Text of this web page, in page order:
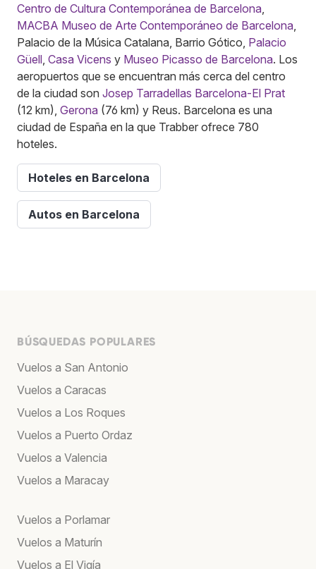
Centro de Cultura Contemporánea de Barcelona
MACBA Museo de Arte Contemporáneo de Barcelona
Palacio de la Música Catalana, Barrio Gótico, Palacio
Güell Casa Vicens y Museo Picasso de Barcelona. Los
aeropuertos que se encuentran más cerca del centro
de la ciudad son Josep Tarradellas Barcelona-El Prat
(12 km), Gerona (76 km) y Reus. Barcelona es una
ciudad de España en la que Trabber ofrece 780
hoteles.
Hoteles en Barcelona
Autos en Barcelona
BÚSQUEDAS POPULARES
Vuelos a San Antonio
Vuelos a Caracas
Vuelos a Los Roques
Vuelos a Puerto Ordaz
Vuelos a Valencia
Vuelos a Maracay
Vuelos a Porlamar
Vuelos a Maturín
Vuelos a El Vigía